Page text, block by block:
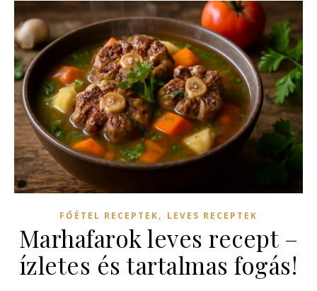
FŐÉTEL RECEPTEK, LEVES RECEPTEK
Marhafarok leves recept –
ízletes és tartalmas fogás!